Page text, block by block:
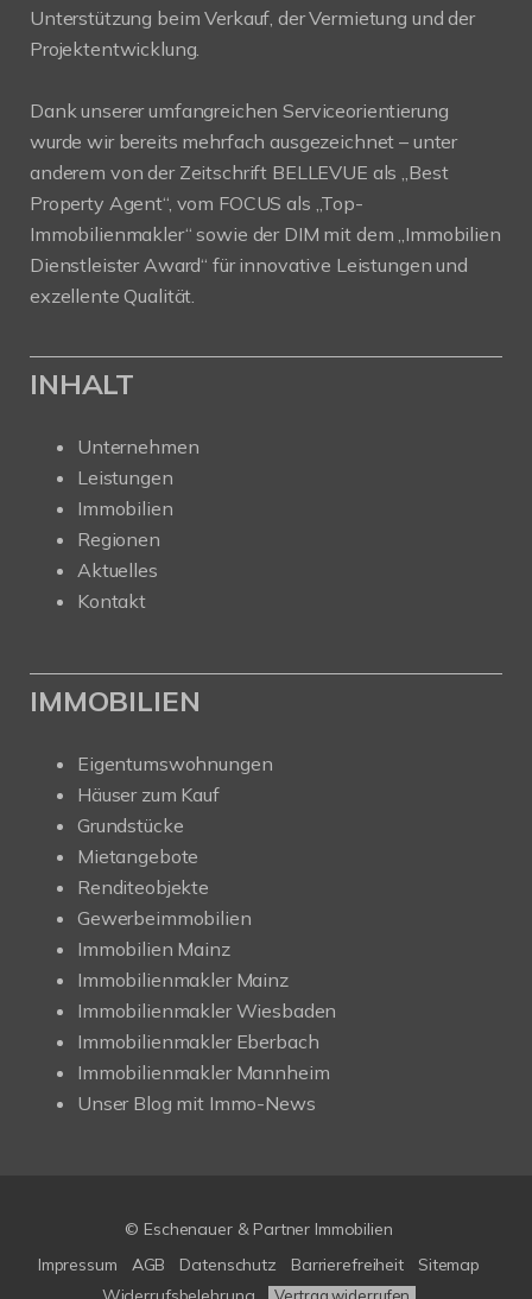
Unterstützung beim Verkauf, der Vermietung und der
Projektentwicklung.
Dank unserer umfangreichen Serviceorientierung
wurde wir bereits mehrfach ausgezeichnet – unter
anderem von der Zeitschrift BELLEVUE als „Best
Property Agent“, vom FOCUS als „Top-
Immobilienmakler“ sowie der DIM mit dem „Immobilien
Dienstleister Award“ für innovative Leistungen und
exzellente Qualität.
INHALT
Unternehmen
Leistungen
Immobilien
Regionen
Aktuelles
Kontakt
IMMOBILIEN
Eigentumswohnungen
Häuser zum Kauf
Grundstücke
Mietangebote
Renditeobjekte
Gewerbeimmobilien
Immobilien Mainz
Immobilienmakler Mainz
Immobilienmakler Wiesbaden
Immobilienmakler Eberbach
Immobilienmakler Mannheim
Unser Blog mit Immo-News
© Eschenauer & Partner Immobilien
Impressum
AGB Datenschutz Barrierefreiheit
Sitemap
Vertrag widerrufen